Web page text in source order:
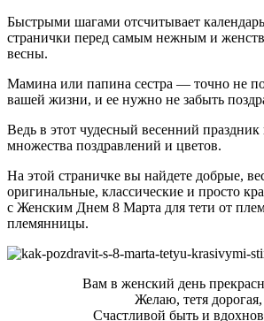
Быстрыми шагами отсчитывает
странички перед самым нежным и
весны.
Мамина или папина сестра — точно не
вашей жизни, и ее нужно не забыть
Ведь в этот чудесный весенний
множества поздравлений и цветов.
На этой страничке вы найдете добрые,
оригинальные, классические и просто
с Женским Днем 8 Марта для тети от
племянницы.
Вам в женский день
Желаю, тетя дорогая,
Счастливой быть и